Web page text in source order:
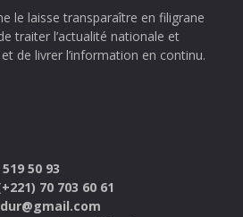
le laisse transparaître en filigrane
traiter l’actualité nationale et
de livrer l’information en continu.
50 93
70 703 60 61